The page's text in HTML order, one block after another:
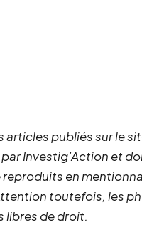
publiés sur le
Investig’Action et
en
toutefois, les
libres de droit.